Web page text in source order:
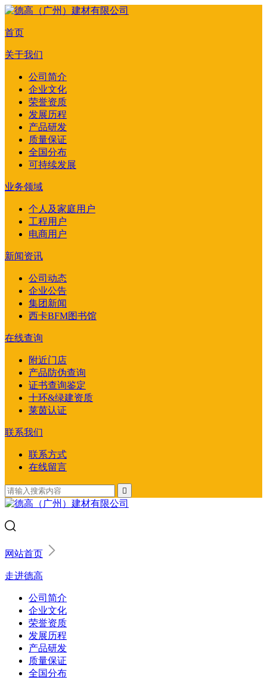
首页
关于我们
公司简介
企业文化
荣誉资质
发展历程
产品研发
质量保证
全国分布
可持续发展
业务领域
个人及家庭用户
工程用户
电商用户
新闻资讯
公司动态
企业公告
集团新闻
西卡BFM图书馆
在线查询
附近门店
产品防伪查询
证书查询鉴定
十环&绿建资质
莱茵认证
联系我们
联系方式
在线留言

网站首页
走进德高
公司简介
企业文化
荣誉资质
发展历程
产品研发
质量保证
全国分布